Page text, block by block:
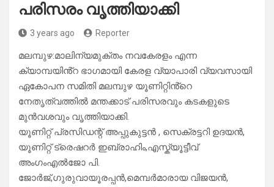
പരിസരം വൃത്തിയാക്കി
3 years ago Reporter
മലമ്പുഴ:മാലിന്യമുക്തം നവകേരളം എന്ന
ക്യാമ്പയിൻ്റ ഭാഗമായി കേരള വ്യാപാരി വ്യവസായി
ഏകോപന സമിതി മലമ്പുഴ യൂണിറ്റിൻ്റെ
നേതൃത്വത്തിൽ മന്തക്കാട് പരിസരവും കടകളുടെ
മുൻവശവും വൃത്തിയാക്കി.
യൂണിറ്റ് പ്രസിഡന്റ് അപ്പുകുട്ടൻ , സെക്രട്ടറി ഉദയൻ,
യൂണിറ്റ് ട്രെഷറർ ഇബ്രാഹിം,എസ്ക്യൂട്ടീവ്
അംഗംഎൽജോ പി.
ജോർജ്,ഗുരുവായൂരപ്പൻ,മെമ്പർമാരായ വിജയൻ,